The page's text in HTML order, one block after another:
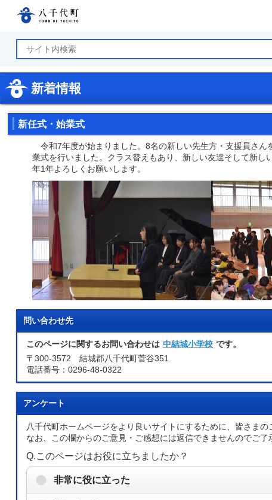
新着情報
新任式・始業式
令和7年度が始まりました。8名の新しい先生方・支援員さん
業式を行いました。クラス替えもあり、新しい友達そして新
年1年よろしくお願いします。
問い合わせ先
このページに関するお問い合わせは 中結城小学校 です。
〒300-3572 結城郡八千代町菅谷351
電話番号：0296-48-0322
アンケート
八千代町ホームページをより良いサイトにするために、皆さまの
なお、この欄からのご意見・ご感想には返信できませんのでご了
Q.このページはお役に立ちましたか？
非常に役に立った